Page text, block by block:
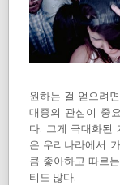
원하는 걸 얻으려
대중의 관심이 중
다. 그게 극대화된
은 우리나라에서
큼 좋아하고 따르
티도 많다.